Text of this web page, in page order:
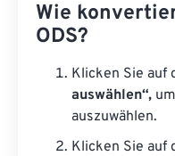
Wie
ODS?
Klicken Sie auf
auswählen“,
auszuwählen.
Klicken Sie auf